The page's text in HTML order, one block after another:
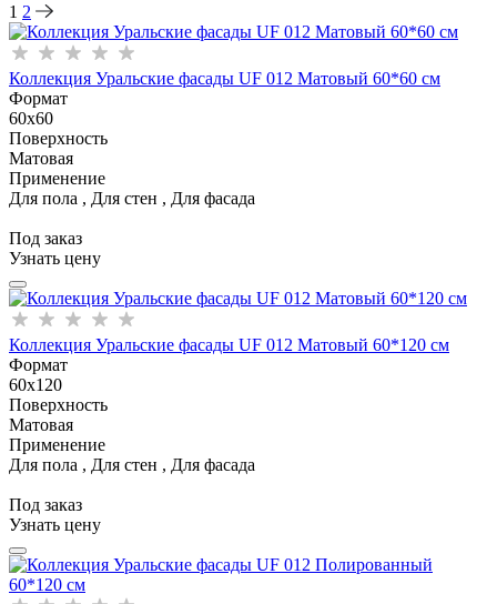
1 2
Коллекция Уральские фасады UF 012 Матовый 60*60 см
Формат
60x60
Поверхность
Матовая
Применение
Для пола , Для стен , Для фасада
Под заказ
Узнать цену
Коллекция Уральские фасады UF 012 Матовый 60*120 см
Формат
60x120
Поверхность
Матовая
Применение
Для пола , Для стен , Для фасада
Под заказ
Узнать цену